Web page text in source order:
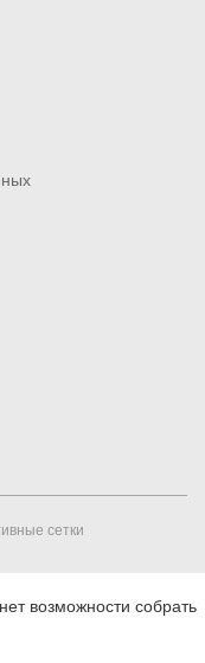
сетки
возможности собрать